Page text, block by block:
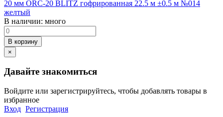
20 мм ORC-20 BLITZ гофрированная 22.5 м ±0.5 м №014
желтый
В наличии: много
В корзину
×
Давайте знакомиться
Войдите или зарегистрируйтесь, чтобы добавлять товары в
избранное
Вход Регистрация